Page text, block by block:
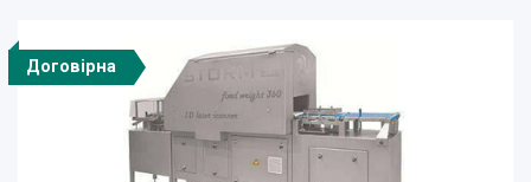
Договірна